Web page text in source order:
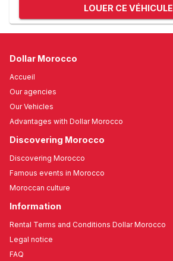
LOUER CE VÉHICULE
Dollar Morocco
Accueil
Our agencies
Our Vehicles
Advantages with Dollar Morocco
Discovering Morocco
Discovering Morocco
Famous events in Morocco
Moroccan culture
Information
Rental Terms and Conditions Dollar Morocco
Legal notice
FAQ